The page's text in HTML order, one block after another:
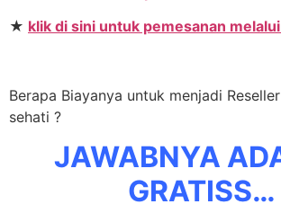
★ klik di sini untuk pemesanan
Berapa Biayanya untuk menjadi
sehati ?
JAWABNYA
GRATISS…